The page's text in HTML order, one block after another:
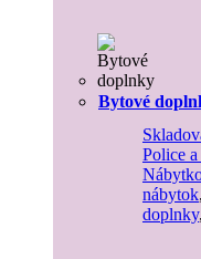
Bytové
Police
nábytok,
doplnky,